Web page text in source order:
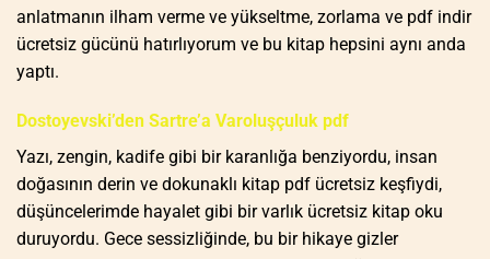
anlatmanın ilham verme ve yükseltme, zorlama ve pdf indir
ücretsiz gücünü hatırlıyorum ve bu kitap hepsini aynı anda
yaptı.
Dostoyevski’den Sartre’a Varoluşçuluk pdf
Yazı, zengin, kadife gibi bir karanlığa benziyordu, insan
doğasının derin ve dokunaklı kitap pdf ücretsiz keşfiydi,
düşüncelerimde hayalet gibi bir varlık ücretsiz kitap oku
duruyordu. Gece sessizliğinde, bu bir hikaye gizler